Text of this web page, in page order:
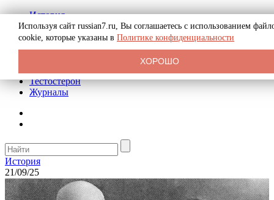
История
Биография
Криминал
Реклама на сайте
Тестостерон
Журналы
История
21/09/25
Используя сайт russian7.ru, Вы соглашаетесь с использованием
cookie, которые указаны в Политике конфиденциальности
ХОРОШО